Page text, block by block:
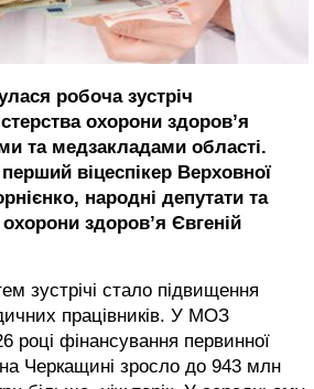
робоча зустріч
охорони здоров’я
та медзакладами області.
віцеспікер Верховної
народні депутати та
охорони здоров’я Євгеній
зустрічі стало підвищення
працівників. У МОЗ
році фінансування первинної
Черкащині зросло до 943 млн